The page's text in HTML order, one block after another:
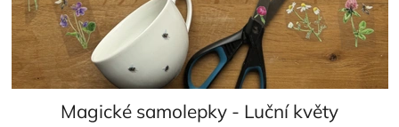
Magické samolepky - Luční květy